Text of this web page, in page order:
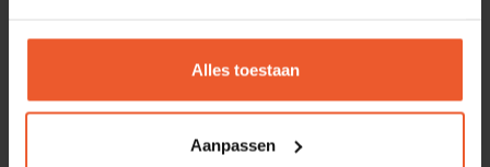
Alles toestaan
Aanpassen
Heeft u last van schimmel, natte plekken of
loslatend pleisterwerk? Dan is het tijd om actie te
ondernemen. Vochtbestrijding.nl onderzoekt het
lokale omstandigheden en weten wat er nodig is